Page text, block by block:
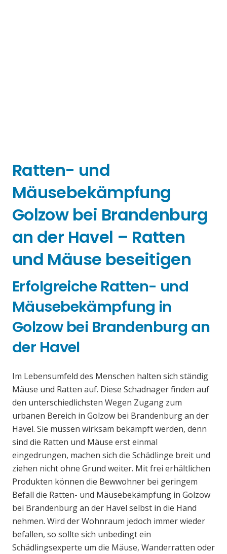
Ratten- und
Mäusebekämpfung
Golzow bei Brandenburg
an der Havel – Ratten
und Mäuse beseitigen
Erfolgreiche Ratten- und
Mäusebekämpfung in
Golzow bei Brandenburg an
der Havel
Im Lebensumfeld des Menschen halten sich ständig
Mäuse und Ratten auf. Diese Schadnager finden auf
den unterschiedlichsten Wegen Zugang zum
urbanen Bereich in Golzow bei Brandenburg an der
Havel. Sie müssen wirksam bekämpft werden, denn
sind die Ratten und Mäuse erst einmal
eingedrungen, machen sich die Schädlinge breit und
ziehen nicht ohne Grund weiter. Mit frei erhältlichen
Produkten können die Bewwohner bei geringem
Befall die Ratten- und Mäusebekämpfung in Golzow
bei Brandenburg an der Havel selbst in die Hand
nehmen. Wird der Wohnraum jedoch immer wieder
befallen, so sollte sich unbedingt ein
Schädlingsexperte um die Mäuse, Wanderratten oder